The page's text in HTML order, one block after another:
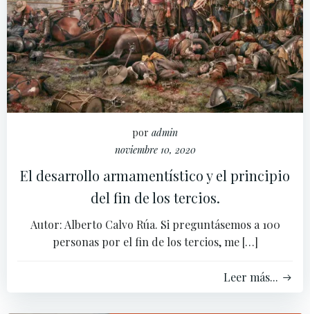
por admin
noviembre 10, 2020
El desarrollo armamentístico y el principio
del fin de los tercios.
Autor: Alberto Calvo Rúa. Si preguntásemos a 100
personas por el fin de los tercios, me […]
Leer más...